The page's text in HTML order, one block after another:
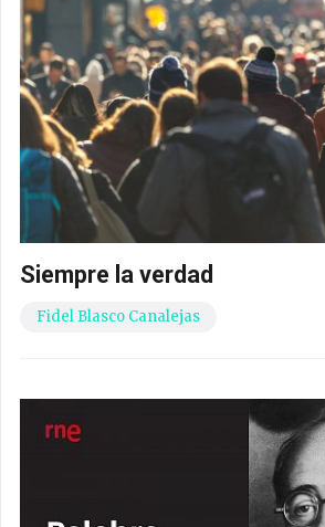
Siempre la verdad
Fidel Blasco Canalejas